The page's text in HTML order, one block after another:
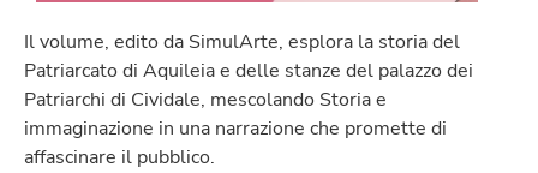
Il volume, edito da SimulArte, esplora la storia del
Patriarcato di Aquileia e delle stanze del palazzo dei
Patriarchi di Cividale, mescolando Storia e
immaginazione in una narrazione che promette di
affascinare il pubblico.